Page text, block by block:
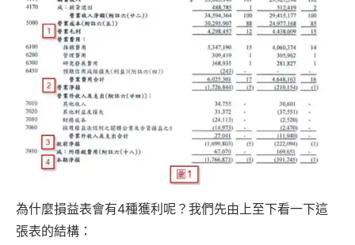
為什麼損益表會有4種獲利呢？我們先由上至下看一下這
張表的結構：